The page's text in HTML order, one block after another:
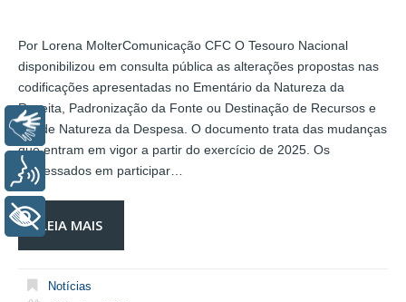
Por Lorena MolterComunicação CFC O Tesouro Nacional
disponibilizou em consulta pública as alterações propostas nas
codificações apresentadas no Ementário da Natureza da
Receita, Padronização da Fonte ou Destinação de Recursos e
Rol de Natureza da Despesa. O documento trata das mudanças
que entram em vigor a partir do exercício de 2025. Os
interessados em participar…
LEIA MAIS
Notícias
Libras
Voz